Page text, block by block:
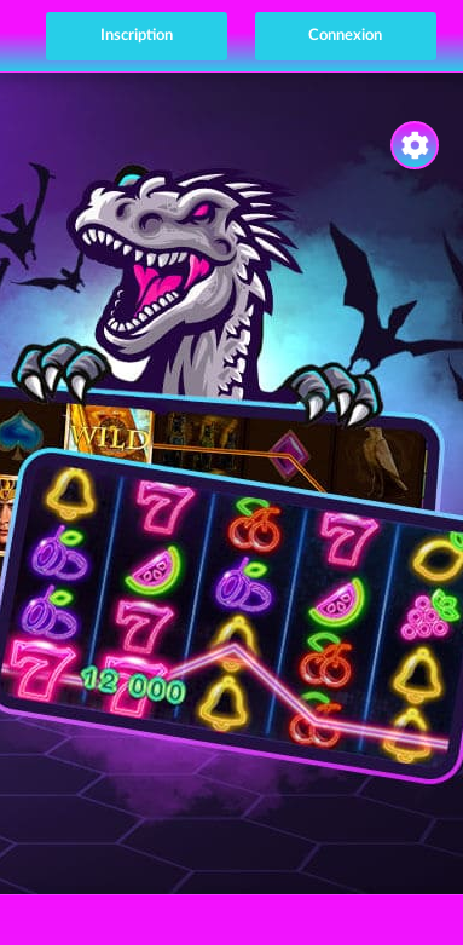
Inscription Connexion